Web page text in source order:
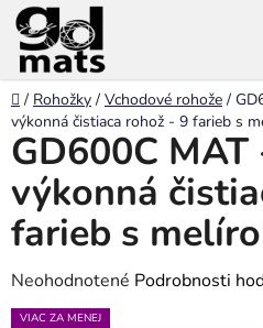
Prejsť
na
obsah
Domov
/ Rohožky / Vchodové rohože /
výkonná čistiaca rohož - 9 farieb s
GD600C
výkonná
farieb s
Priemerné
hodnotenie
Neohodnotené Podrobnosti
VIAC ZA MENEJ